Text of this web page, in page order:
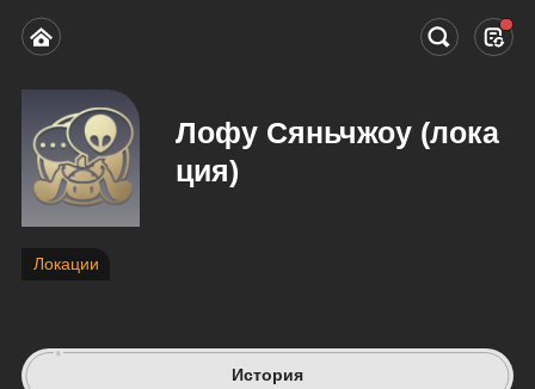
Лофу Сяньчжоу (лока
ция)
Локации
История